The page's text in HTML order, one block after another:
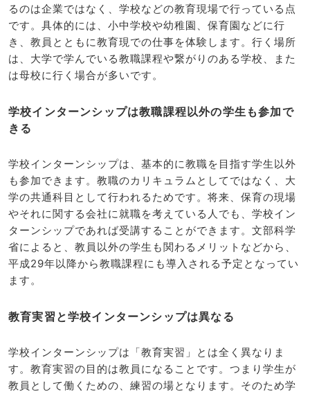
るのは企業ではなく、学校などの教育現場で行っている点
です。具体的には、小中学校や幼稚園、保育園などに行
き、教員とともに教育現での仕事を体験します。行く場所
は、大学で学んでいる教職課程や繋がりのある学校、また
は母校に行く場合が多いです。
学校インターンシップは教職課程以外の学生も参加で
きる
学校インターンシップは、基本的に教職を目指す学生以外
も参加できます。教職のカリキュラムとしてではなく、大
学の共通科目として行われるためです。将来、保育の現場
やそれに関する会社に就職を考えている人でも、学校イン
ターンシップであれば受講することができます。文部科学
省によると、教員以外の学生も関わるメリットなどから、
平成29年以降から教職課程にも導入される予定となってい
ます。
教育実習と学校インターンシップは異なる
学校インターンシップは「教育実習」とは全く異なりま
す。教育実習の目的は教員になることです。つまり学生が
教員として働くための、練習の場となります。そのため学